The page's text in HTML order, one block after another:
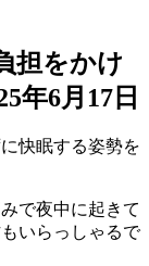
担をかけ
年6月17日
で夜中に起きて
いらっしゃるで